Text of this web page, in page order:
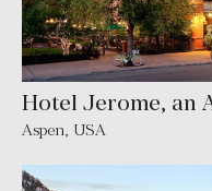
Hotel Jerome, an
Aspen, USA